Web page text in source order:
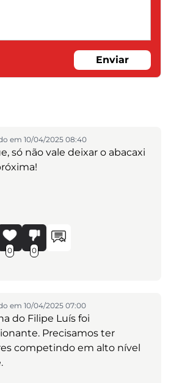
Enviar
em 10/04/2025 08:40
só não vale deixar o abacaxi
0 0
em 10/04/2025 07:00
do Filipe Luís foi
Precisamos ter
competindo em alto nível